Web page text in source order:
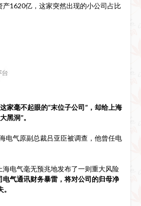
产1620亿，这家突然出现的小公司占比
家毫不起眼的“末位子公司”，却给上海
黑洞”。
电气原副总裁吕亚臣被调查，他曾任电
电气毫无预兆地发布了一则重大风险
电气通讯财务暴雷，将对公司的归母净